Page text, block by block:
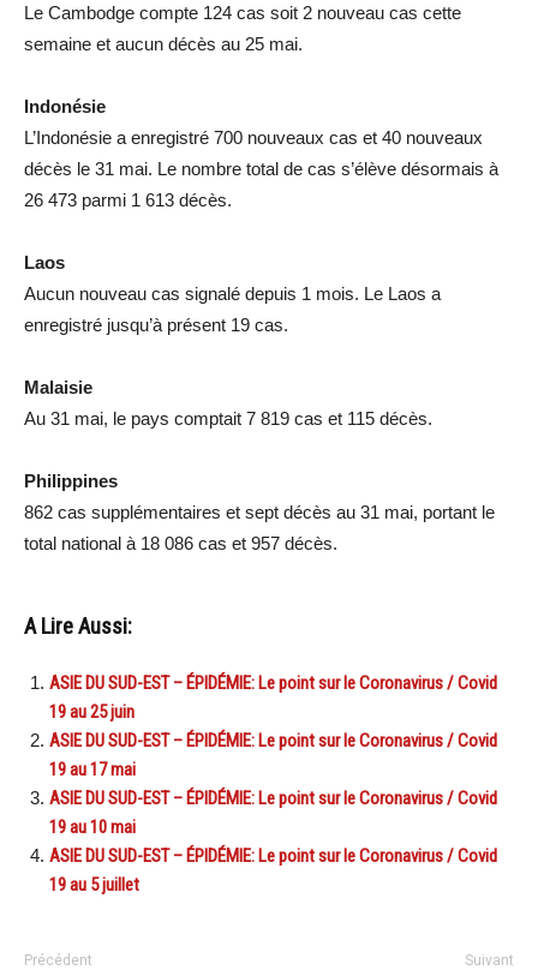
Le Cambodge compte 124 cas soit 2 nouveau cas cette
semaine et aucun décès au 25 mai.
Indonésie
L’Indonésie a enregistré 700 nouveaux cas et 40 nouveaux
décès le 31 mai. Le nombre total de cas s’élève désormais à
26 473 parmi 1 613 décès.
Laos
Aucun nouveau cas signalé depuis 1 mois. Le Laos a
enregistré jusqu’à présent 19 cas.
Malaisie
Au 31 mai, le pays comptait 7 819 cas et 115 décès.
Philippines
862 cas supplémentaires et sept décès au 31 mai, portant le
total national à 18 086 cas et 957 décès.
A Lire Aussi:
ASIE DU SUD-EST – ÉPIDÉMIE: Le point sur le Coronavirus / Covid
19 au 25 juin
ASIE DU SUD-EST – ÉPIDÉMIE: Le point sur le Coronavirus / Covid
19 au 17 mai
ASIE DU SUD-EST – ÉPIDÉMIE: Le point sur le Coronavirus / Covid
19 au 10 mai
ASIE DU SUD-EST – ÉPIDÉMIE: Le point sur le Coronavirus / Covid
19 au 5 juillet
Précédent Suivant